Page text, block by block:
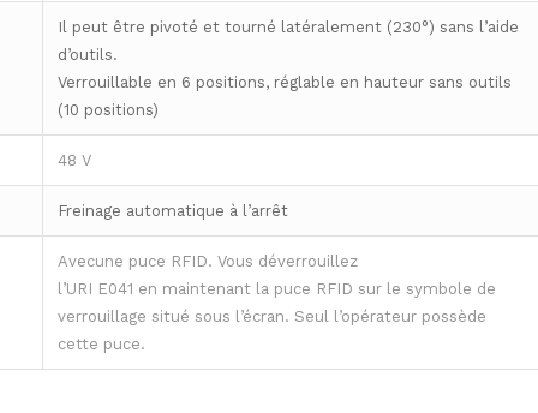
Il peut être pivoté et tourné latéralement (230°) sans l’aide
d’outils.
Verrouillable en 6 positions, réglable en hauteur sans outils
(10 positions)
48 V
Freinage automatique à l’arrêt
Avecune puce RFID. Vous déverrouillez
l’URI E041 en maintenant la puce RFID sur le symbole de
verrouillage situé sous l’écran. Seul l’opérateur possède
cette puce.